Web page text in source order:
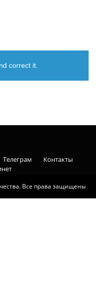
correct it.
Все права защищены
Телеграм
Контакты